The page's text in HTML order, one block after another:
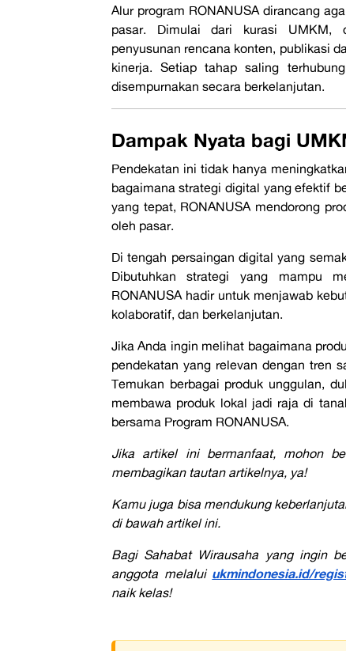
Alur program RONANUSA dirancang
pasar. Dimulai dari kurasi UMKM,
penyusunan rencana konten, publikasi
kinerja. Setiap tahap saling
disempurnakan secara berkelanjutan.
Dampak Nyata bagi
Pendekatan ini tidak hanya
bagaimana strategi digital yang efektif
yang tepat, RONANUSA mendorong
oleh pasar.
Di tengah persaingan digital yang
Dibutuhkan strategi yang mampu
RONANUSA hadir untuk menjawab
kolaboratif, dan berkelanjutan.
Jika Anda ingin melihat bagaimana
pendekatan yang relevan dengan tren
Temukan berbagai produk unggulan,
membawa produk lokal jadi raja di
bersama Program RONANUSA.
Jika artikel ini bermanfaat, mohon
membagikan tautan artikelnya, ya!
Kamu juga bisa mendukung
di bawah artikel ini.
Bagi Sahabat Wirausaha yang ingin
anggota melalui ukmindonesia.id/
naik kelas!